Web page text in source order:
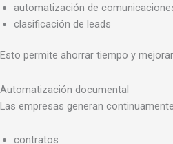
automatización de
clasificación de leads
Esto permite ahorrar tiempo y
Automatización documental
Las empresas generan
contratos